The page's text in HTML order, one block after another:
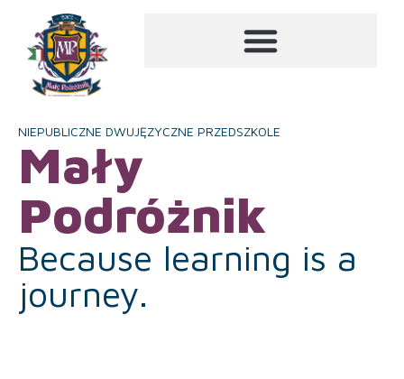
NIEPUBLICZNE DWUJĘZYCZNE PRZEDSZKOLE
Mały
Podróżnik
Because learning is a
journey.